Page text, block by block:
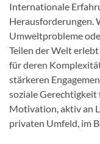
Internationale
Herausforderungen.
Umweltprobleme
Teilen der Welt
für deren
stärkeren
soziale Gerechtigkeit
Motivation, aktiv an
privaten Umfeld, im